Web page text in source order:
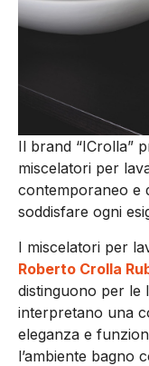
Il brand “ICrolla”
miscelatori per
contemporaneo e
soddisfare ogni
I miscelatori per
Roberto Crolla
distinguono per le
interpretano una
eleganza e
l’ambiente bagno